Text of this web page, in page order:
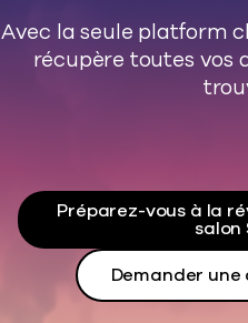
Avec la seule platform
récupère toutes vos
Préparez-vous à la
salon
Demander